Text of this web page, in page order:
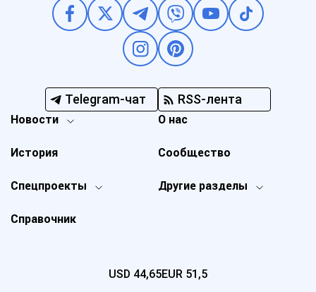
Telegram-чат RSS-лента
Новости
Спецпроекты Другие разделы
История
О нас
Справочник
Сообщество
USD 44,65EUR 51,5